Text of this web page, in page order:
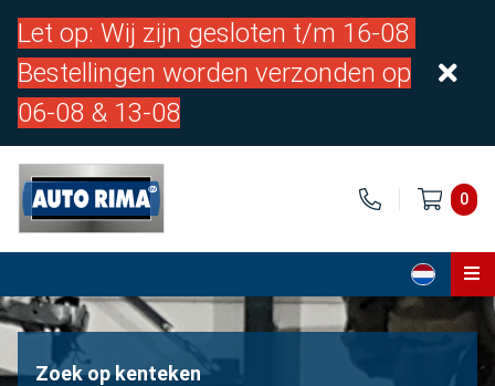
Let op: Wij zijn gesloten t/m 16-08
Bestellingen worden verzonden op
06-08 & 13-08
0
Home
Zoek op kenteken